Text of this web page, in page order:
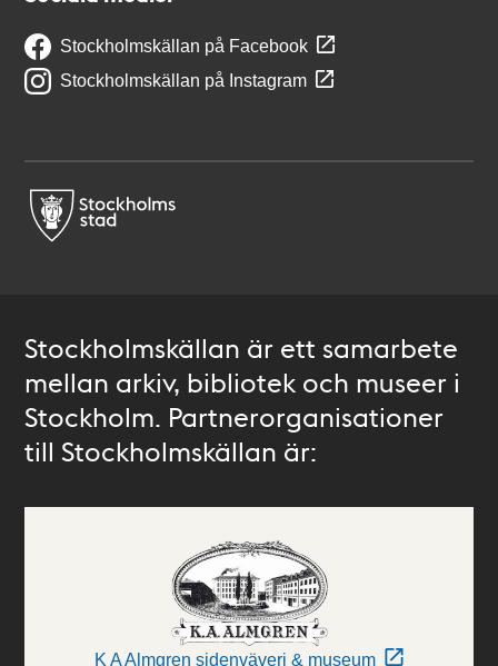
Stockholmskällan på Facebook
Stockholmskällan på Instagram
Stockholmskällan är ett samarbete
mellan arkiv, bibliotek och museer i
Stockholm. Partnerorganisationer
till Stockholmskällan är:
K A Almgren sidenväveri & museum